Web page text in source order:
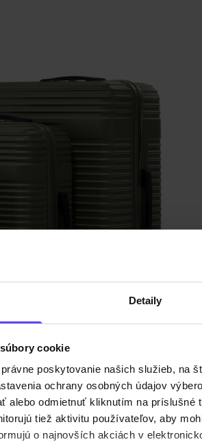
Detaily
cookie
poskytovanie našich služieb, na
ochrany osobných údajov
alebo odmietnuť kliknutím na príslušné
tiež aktivitu používateľov, aby
o najnovších akciách v